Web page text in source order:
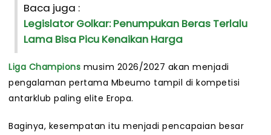
Baca juga :
Legislator Golkar: Penumpukan Beras Terlalu
Lama Bisa Picu Kenaikan Harga
Liga Champions musim 2026/2027 akan menjadi
pengalaman pertama Mbeumo tampil di kompetisi
antarklub paling elite Eropa.
Baginya, kesempatan itu menjadi pencapaian besar